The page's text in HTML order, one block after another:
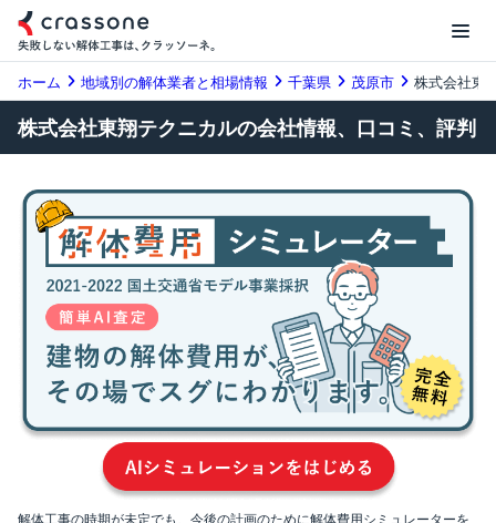
ホーム 地域別の解体業者と相場情報 千葉県 茂原市 株式会社東
株式会社東翔テクニカルの会社情報、口コミ、評判
解体工事の時期が未定でも、今後の計画のために解体費用シミュレーターを